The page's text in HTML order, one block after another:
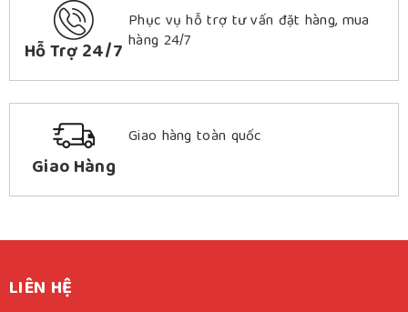
Hỗ Trợ 24/7
Phục vụ hỗ trợ tư vấn đặt hàng, mua
hàng 24/7
Giao Hàng
Giao hàng toàn quốc
LIÊN HỆ